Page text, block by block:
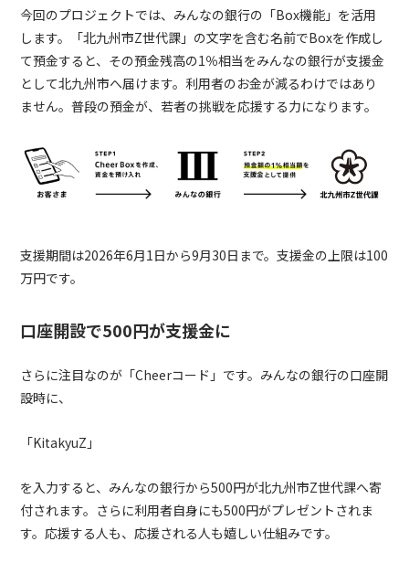
今回のプロジェクトでは、みんなの銀行の「Box機能」を活用
します。「北九州市Z世代課」の文字を含む名前でBoxを作成し
て預金すると、その預金残高の1％相当をみんなの銀行が支援金
として北九州市へ届けます。利用者のお金が減るわけではあり
ません。普段の預金が、若者の挑戦を応援する力になります。
支援期間は2026年6月1日から9月30日まで。支援金の上限は100
万円です。
口座開設で500円が支援金に
さらに注目なのが「Cheerコード」です。みんなの銀行の口座開
設時に、
「KitakyuZ」
を入力すると、みんなの銀行から500円が北九州市Z世代課へ寄
付されます。さらに利用者自身にも500円がプレゼントされま
す。応援する人も、応援される人も嬉しい仕組みです。